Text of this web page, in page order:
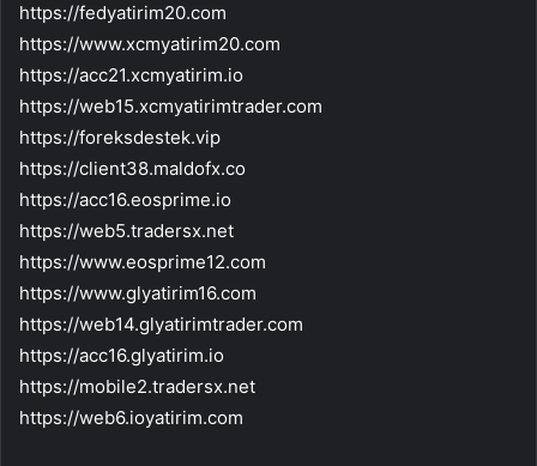
https://fedyatirim20.com
https://www.xcmyatirim20.com
https://acc21.xcmyatirim.io
https://web15.xcmyatirimtrader.com
https://foreksdestek.vip
https://client38.maldofx.co
https://acc16.eosprime.io
https://web5.tradersx.net
https://www.eosprime12.com
https://www.glyatirim16.com
https://web14.glyatirimtrader.com
https://acc16.glyatirim.io
https://mobile2.tradersx.net
https://web6.ioyatirim.com